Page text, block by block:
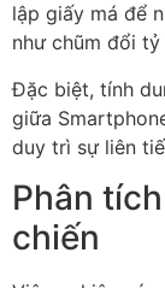
lập giấy má để
như chũm đổi
Đặc biệt, tính
giữa
duy trì sự liên
Phân
chiến